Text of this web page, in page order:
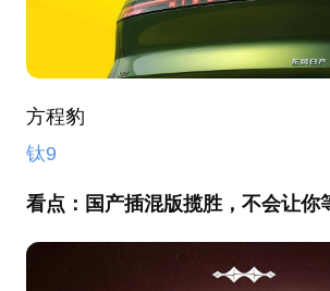
方程豹
钛9
看点： 国产插混版揽胜，不会让你